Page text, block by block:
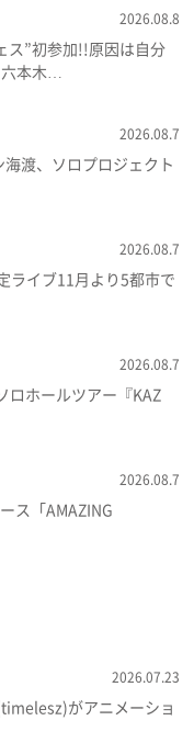
2026.08.8
ス”初参加!!原因は自分
六本木…
2026.08.7
渡、ソロプロジェクト
2026.08.7
ライブ11月より5都市で
2026.08.7
ロホールツアー『KAZ
2026.08.7
ス「AMAZING
2026.07.23
がアニメーショ